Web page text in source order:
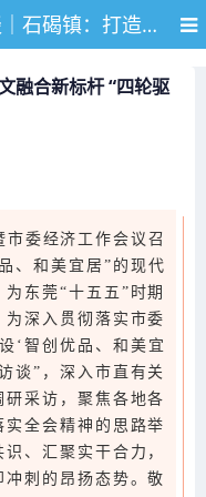
一把手访谈｜石碣镇：打造产城人文融合新标杆 “四轮驱动”融入沿东江片区建设
融合新标杆 “四轮驱
委经济工作会议召
、和美宜居”的现代
东莞“十五五”时期
深入贯彻落实市委
‘智创优品、和美宜
谈”，深入市直有关
采访，聚焦各地各
全会精神的思路举
、汇聚实干合力，
刺的昂扬态势。敬